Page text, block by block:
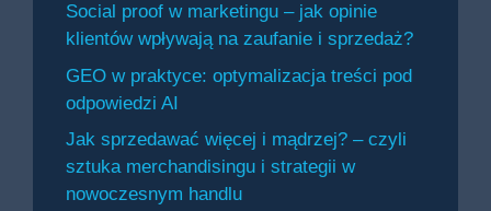
Social proof w marketingu – jak opinie
klientów wpływają na zaufanie i sprzedaż?
GEO w praktyce: optymalizacja treści pod
odpowiedzi AI
Jak sprzedawać więcej i mądrzej? – czyli
sztuka merchandisingu i strategii w
nowoczesnym handlu